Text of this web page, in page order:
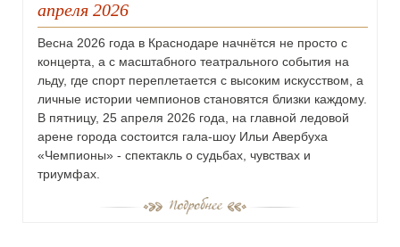
апреля 2026
Весна 2026 года в Краснодаре начнётся не просто с
концерта, а с масштабного театрального события на
льду, где спорт переплетается с высоким искусством, а
личные истории чемпионов становятся близки каждому.
В пятницу, 25 апреля 2026 года, на главной ледовой
арене города состоится гала-шоу Ильи Авербуха
«Чемпионы» - спектакль о судьбах, чувствах и
триумфах.